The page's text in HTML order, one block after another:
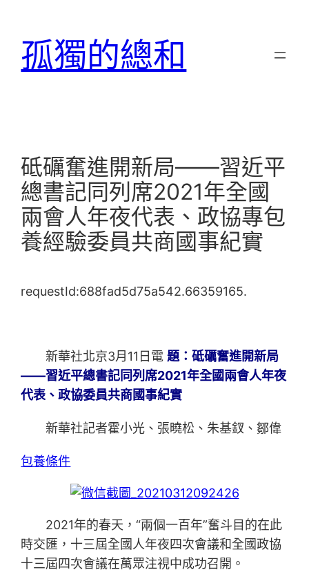
孤獨的總和
砥礪奮進開新局——習近平
總書記同列席2021年全國
兩會人年夜代表、政協專包
養經驗委員共商國事紀實
requestId:688fad5d75a542.66359165.
新華社北京3月11日電題：砥礪奮進開新局
——習近平總書記同列席2021年全國兩會人年夜
代表、政協委員共商國事紀實
新華社記者霍小光、張曉松、朱基釵、鄒偉
包養條件
2021年的春天，“兩個一百年”奮斗目的在此
時交匯，十三屆全國人年夜四次會議和全國政協
十三屆四次會議在萬眾注視中成功召開。